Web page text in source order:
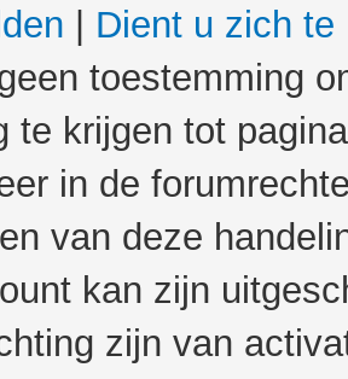
Dient u zich te
toestemming
te krijgen tot
in de
van deze
kan zijn
zijn van